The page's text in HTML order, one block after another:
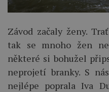
Závod začaly ženy.
tak se mnoho žen
některé si bohužel
neprojetí branky. S
nejlépe poprala Iva